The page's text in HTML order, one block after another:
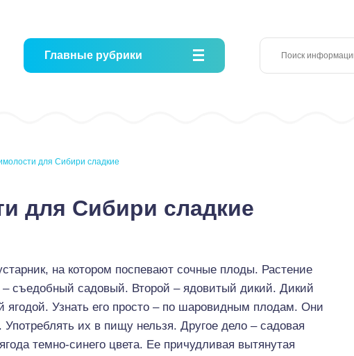
Главные рубрики
для Сибири сладкие
для Сибири сладкие
на котором поспевают сочные плоды. Растение
съедобный садовый. Второй – ядовитый дикий. Дикий
ягодой. Узнать его просто – по шаровидным плодам. Они
их в пищу нельзя. Другое дело – садовая
темно-синего цвета. Ее причудливая вытянутая